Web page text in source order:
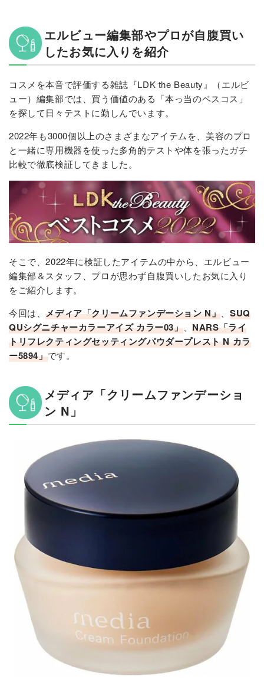
エルビュー編集部やプロが自腹買い
したお気に入りを紹介
コスメを本音で評価する雑誌『LDK the Beauty』（エルビ
ュー）編集部では、買う価値のある「本っ当のベスコス」
を探して日々テストに勤しんでいます。
2022年も3000個以上のさまざまなアイテムを、美容のプロ
と一緒に専用機器を使った多角的テストや体を張ったガチ
比較で徹底検証してきました。
そこで、2022年に検証したアイテムの中から、エルビュー
編集部＆スタッフ、プロが思わず自腹買いしたお気に入り
をご紹介します。
今回は、メディア「クリームファンデーション N」 、SUQ
QUシグニチャーカラーアイズ カラー03」、NARS「ライ
トリフレクティングセッティングパウダープレスト N カラ
ー5894」です。
メディア「クリームファンデーショ
ン N」